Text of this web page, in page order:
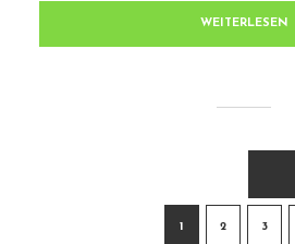
WEITERLESEN
1 2 3